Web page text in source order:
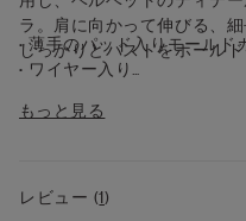
ラ。肩に向かって伸びる、
しっかりとバストをホールド
• 薄手のパッド入りモールド
• ワイヤー入り
• ベルベット風伸縮素材のエ
• 最大限の快適性を実現す
もっと見る
レビュー (1)